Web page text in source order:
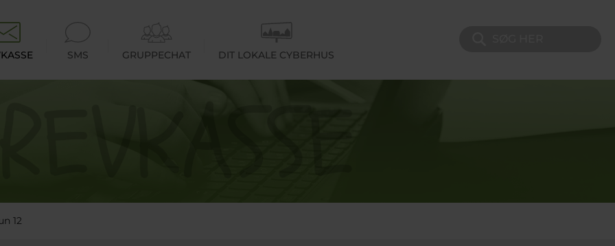
SMS GRUPPECHAT DIT LOKALE CYBERHUS
12